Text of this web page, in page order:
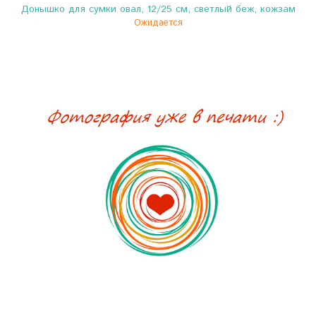
Донышко для сумки овал, 12/25 см, светлый беж, кожзам
Ожидается